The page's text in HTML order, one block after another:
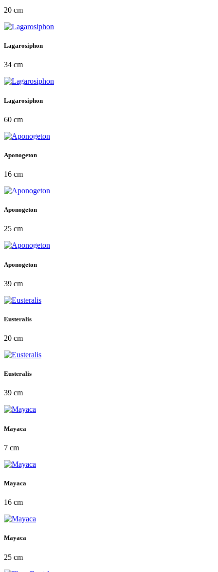
20 cm
Lagarosiphon
34 cm
Lagarosiphon
60 cm
Aponogeton
16 cm
Aponogeton
25 cm
Aponogeton
39 cm
Eusteralis
20 cm
Eusteralis
39 cm
Mayaca
7 cm
Mayaca
16 cm
Mayaca
25 cm